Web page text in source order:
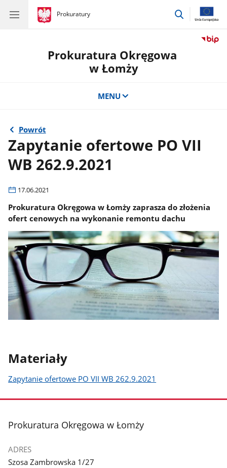
gov.pl
Prokuratury
gov.pl
Prokuratury
przejdź
Prokuratura Okręgowa
w Łomży
MENU
Powrót
Zapytanie ofertowe PO VII
WB 262.9.2021
17.06.2021
Prokuratura Okręgowa w Łomży zaprasza do złożenia
ofert cenowych na wykonanie remontu dachu
Materiały
Zapytanie ofertowe PO VII WB 262.9.2021
stopka
Prokuratura Okręgowa w Łomży
ADRES
Szosa Zambrowska 1/27